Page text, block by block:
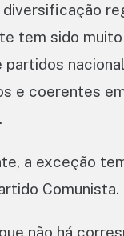
tem sido
partidos
e coerentes
a exceção
Comunista.
não há